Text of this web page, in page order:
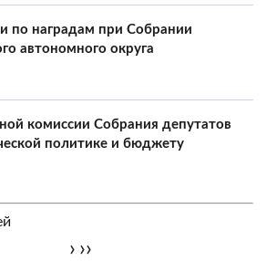
по наградам при Собрании
автономного округа
комиссии Собрания депутатов
политике и бюджету
› ››